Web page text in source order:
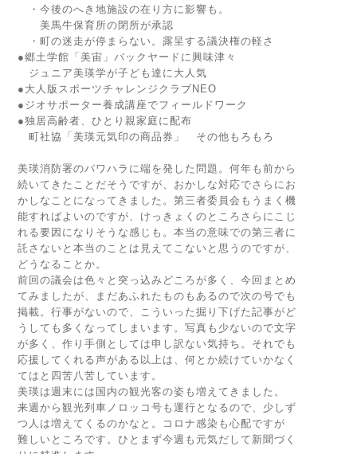
・今後のへき地施設の在り方に影響も。
美馬牛保育所の閉所が承認
・町の迷走が停まらない。露呈する議決権の軽さ
●郷土学館「美宙」バックヤードに興味津々
ジュニア美瑛学が子ども達に大人気
●大人版スポーツチャレンジクラブNEO
●ジオサポーター養成講座でフィールドワーク
●独居高齢者、ひとり親家庭に配布
町社協「美瑛元気印の商品券」 その他もろもろ
美瑛消防署のパワハラに端を発した問題。何年も前から
続いてきたことだそうですが、おかしな対応でさらにお
かしなことになってきました。第三者委員会もうまく機
能すればよいのですが、けっきょくのところさらにこじ
れる要因になりそうな感じも。本当の意味での第三者に
託さないと本当のことは見えてこないと思うのですが、
どうなることか。
前回の議会は色々と突っ込みどころが多く、今回まとめ
てみましたが、まだあふれたものもあるので次の号でも
掲載。行事がないので、こういった掘り下げた記事がど
うしても多くなってしまいます。写真も少ないので文字
が多く、作り手側としては申し訳ない気持ち。それでも
応援してくれる声がある以上は、何とか続けていかなく
てはと四苦八苦しています。
美瑛は週末には国内の観光客の姿も増えてきました。
来週から観光列車ノロッコ号も運行となるので、少しず
つ人は増えてくるのかなと。コロナ感染も心配ですが
難しいところです。ひとまず今週も元気だして新聞づく